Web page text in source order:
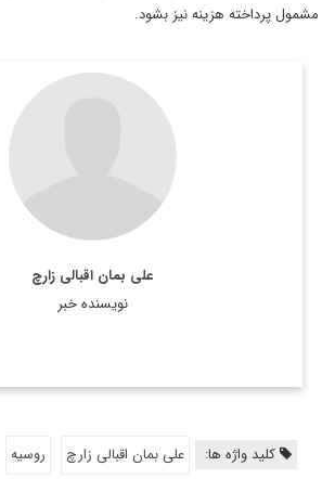
مشمول پرداخته هزینه نیز بشود.
علی بمان اقبالی زارچ
نویسنده خبر
دیپلمات و کارشناس ارشد یورآسیا
کلید واژه ها: علی بمان اقبالی زارچ روسیه